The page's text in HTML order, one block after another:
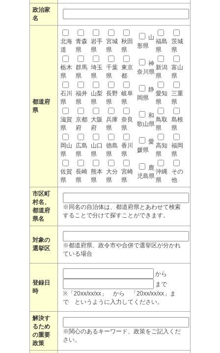
政治家
名
都道府
県
北海
道
青森
県
岩手
県
宮城
県
秋田
県
山
形県
福島
県
茨城
県
栃木
県
群馬
県
埼玉
県
千葉
県
東京
都
神
奈川県
新潟
県
富山
県
石川
県
福井
県
山梨
県
長野
県
岐阜
県
静
岡県
愛知
県
三重
県
滋賀
県
京都
府
大阪
府
兵庫
県
奈良
県
和
歌山県
鳥取
県
島根
県
岡山
県
広島
県
山口
県
徳島
県
香川
県
愛
媛県
高知
県
福岡
県
佐賀
県
長崎
県
熊本
県
大分
県
宮崎
県
鹿
児島県
沖縄
県
その
他
市区町
村名、
都道府
県名
※同名の自治体は、都道府県とあわせて検索
することで分けて探すことができます。
対象の
選挙区
※都道府県、政令市や合併で選挙区が分かれ
ている場合
登録日
時
から
まで
※「20xx/xx/xx」 から 「20xx/xx/xx」ま
で というように入力してください。
解決す
るため
の重要
政策
※関心のあるキーワード、政策をご記入くだ
さい。